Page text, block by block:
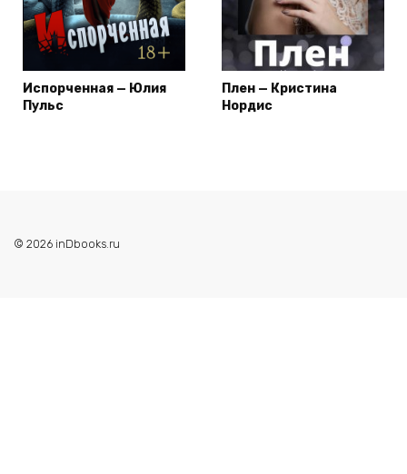
Испорченная — Юлия
Пульс
Плен — Кристина
Нордис
© 2026 inDbooks.ru